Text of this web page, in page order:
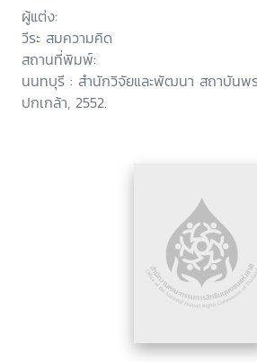
ผู้แต่ง:
วีระ สมความคิด
สถานที่พิมพ์:
นนทบุรี : สำนักวิจัยและพัฒนา สถาบันพ
ปกเกล้า, 2552.